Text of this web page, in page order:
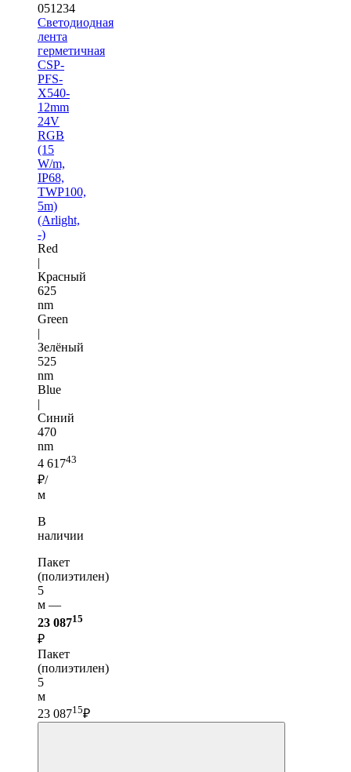
051234
Светодиодная
лента
герметичная
CSP-
PFS-
X540-
12mm
24V
RGB
(15
W/m,
IP68,
TWP100,
5m)
(Arlight,
-)
Red
|
Красный
625
nm
Green
|
Зелёный
525
nm
Blue
|
Синий
470
nm
4 61743
₽/
м
В
наличии
Пакет
(полиэтилен)
5
м —
23 08715
₽
Пакет
(полиэтилен)
5
м
23 08715₽